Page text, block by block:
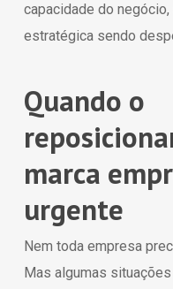
capacidade do
estratégica sendo
Quando o
marca
urgente
Nem toda empresa
Mas algumas